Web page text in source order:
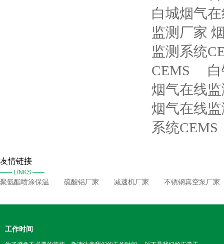
白城烟气
监测厂家
监测系统
CEMS
烟气在线
烟气在线
系统CEMS
友情链接
—— LINKS ——
聚氨酯喷涂保温 硫酸铝厂家 减速机厂家 不锈钢真空泵厂家
工作时间